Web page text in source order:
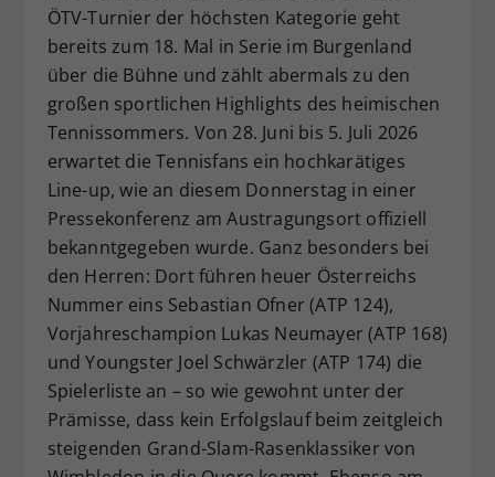
ÖTV-Turnier der höchsten Kategorie geht
bereits zum 18. Mal in Serie im Burgenland
über die Bühne und zählt abermals zu den
großen sportlichen Highlights des heimischen
Tennissommers. Von 28. Juni bis 5. Juli 2026
erwartet die Tennisfans ein hochkarätiges
Line-up, wie an diesem Donnerstag in einer
Pressekonferenz am Austragungsort offiziell
bekanntgegeben wurde. Ganz besonders bei
den Herren: Dort führen heuer Österreichs
Nummer eins Sebastian Ofner (ATP 124),
Vorjahreschampion Lukas Neumayer (ATP 168)
und Youngster Joel Schwärzler (ATP 174) die
Spielerliste an – so wie gewohnt unter der
Prämisse, dass kein Erfolgslauf beim zeitgleich
steigenden Grand-Slam-Rasenklassiker von